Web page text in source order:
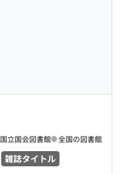
雑誌タイトル
国立国会図書館 全国の図書館